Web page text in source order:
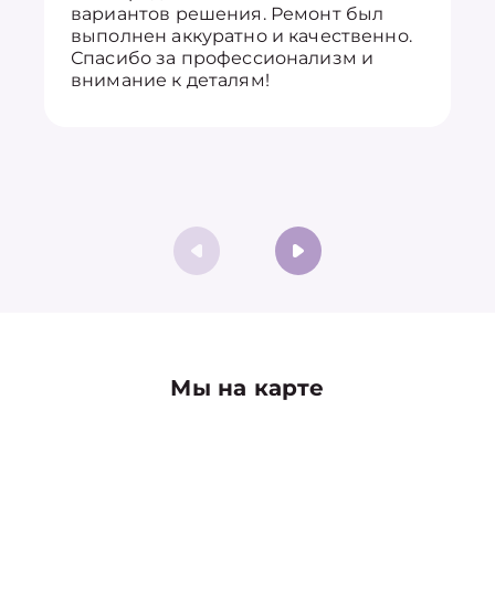
вариантов решения. Ремонт был
выполнен аккуратно и качественно.
Спасибо за профессионализм и
внимание к деталям!
Мы на карте